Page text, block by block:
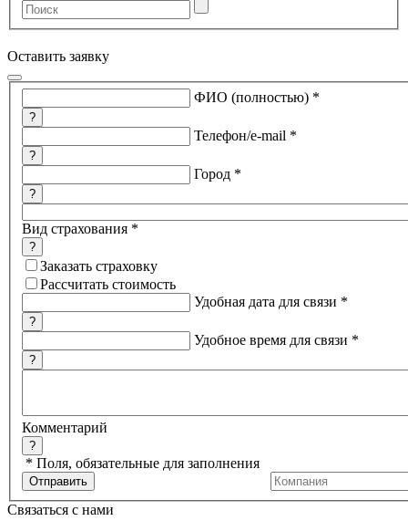
Оставить заявку
ФИО (полностью) *
?
Телефон/e-mail *
?
Город *
?
Вид страхования *
?
Заказать страховку
Рассчитать стоимость
Удобная дата для связи *
?
Удобное время для связи *
?
Комментарий
?
* Поля, обязательные для заполнения
Связаться с нами